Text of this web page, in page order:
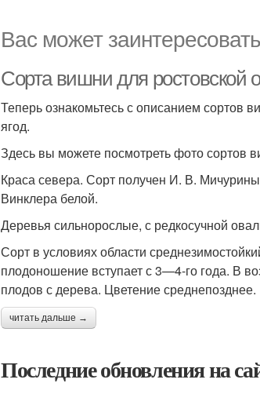
Вас может заинтересовать
Сорта вишни для ростовской
Теперь ознакомьтесь с описанием
ягод.
Здесь вы можете посмотреть фото сортов
Краса севера. Сорт получен И. В.
Винклера белой.
Деревья сильнорослые, с редкосучной
Сорт в условиях области
плодоношение вступает с 3—4-го года. В
плодов с дерева. Цветение среднепозднее.
читать дальше →
Последние обновления на